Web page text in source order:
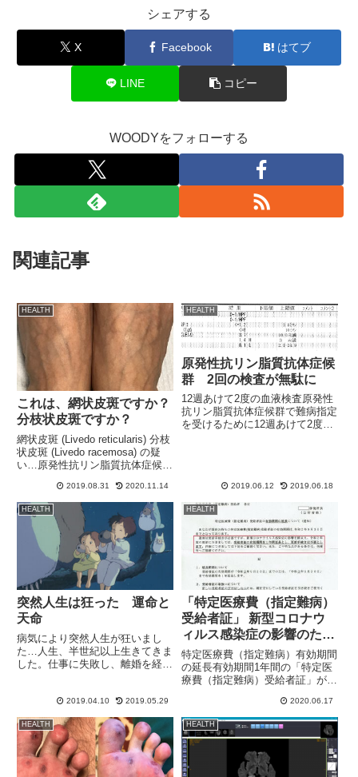
シェアする
X Facebook はてブ
LINE コピー
WOODYをフォローする
関連記事
HEALTH
これは、網状皮斑ですか？
分枝状皮斑ですか？
網状皮斑 (Livedo reticularis) 分枝
状皮斑 (Livedo racemosa) の疑
い…原発性抗リン脂質抗体症候群
流がとても悪くなっています…
2016年の冬から足の指と足裏の
状態が悪く、歩行...
2019.08.31 2020.11.14
HEALTH
原発性抗リン脂質抗体症候
群 2回の検査が無駄に
12週あけて2度の血液検査原発性
抗リン脂質抗体症候群で難病指定
を受けるために12週あけて2度の
件が不足していると言われ。...
2019.06.12 2019.06.18
HEALTH
突然人生は狂った 運命と
天命
病気により突然人生が狂いまし
た…人生、半世紀以上生きてきま
した。仕事に失敗し、離婚を経験
意味第二の人生として仕事をしな
がらの生活は、順風満帆のように
思えていました。仕事も順調に入
り...
2019.04.10 2019.05.29
HEALTH
「特定医療費（指定難病）
受給者証」 新型コロナウ
ィルス感染症の影響のため
更新手続き不要
特定医療費（指定難病）有効期間
の延長有効期間1年間の「特定医
療費（指定難病）受給者証」が、
のため1年間延長になりました。
本来であれば、毎年更新の手続き
が必要になりますが、今年は手続
きが不要になり来年まで有効に
な...
2020.06.17
HEALTH HEALTH